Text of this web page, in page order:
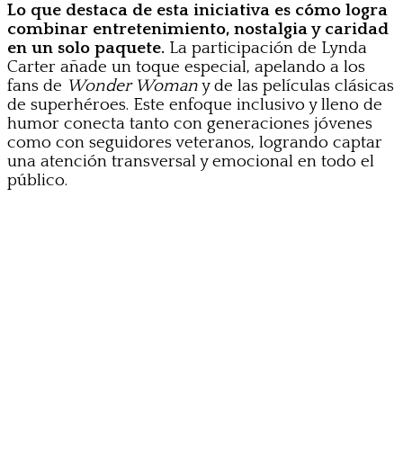
Lo que destaca de esta iniciativa es cómo logra
combinar entretenimiento, nostalgia y caridad
en un solo paquete. La participación de Lynda
Carter añade un toque especial, apelando a los
fans de Wonder Womany de las películas clásicas
de superhéroes. Este enfoque inclusivo y lleno de
humor conecta tanto con generaciones jóvenes
como con seguidores veteranos, logrando captar
una atención transversal y emocional en todo el
público.